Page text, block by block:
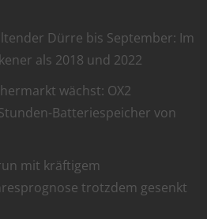
Dürre bis September: Im
als 2018 und 2022
wächst: OX2
Batteriespeicher von
mit kräftigem
trotzdem gesenkt